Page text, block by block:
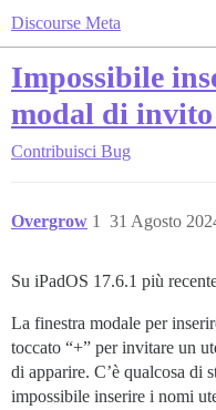
Discourse Meta
Impossibile
modal di invito
Contribuisci Bug
Overgrow 31 Agosto
1
Su iPadOS 17.6.1 più
La finestra modale per
toccato “+” per invitare un
di apparire. C’è qualcosa di
impossibile inserire i nomi